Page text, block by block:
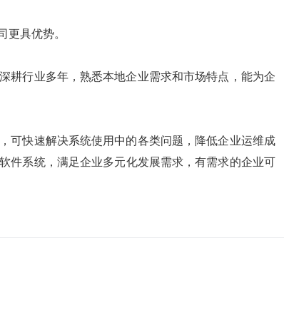
更具优势。
耕行业多年，熟悉本地企业需求和市场特点，能为企
可快速解决系统使用中的各类问题，降低企业运维成
件系统，满足企业多元化发展需求，有需求的企业可